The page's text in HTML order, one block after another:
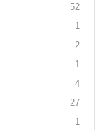
52
1
2
1
4
27
1